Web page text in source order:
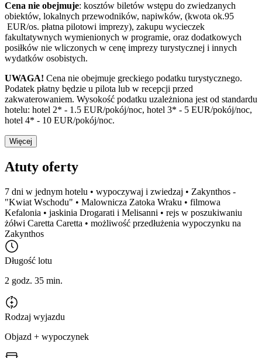
Cena nie obejmuje: kosztów biletów wstępu do zwiedzanych
obiektów, lokalnych przewodników, napiwków, (kwota ok.95
EUR/os. płatna pilotowi imprezy), zakupu wycieczek
fakultatywnych wymienionych w programie, oraz dodatkowych
posiłków nie wliczonych w cenę imprezy turystycznej i innych
wydatków osobistych.
UWAGA! Cena nie obejmuje greckiego podatku turystycznego.
Podatek płatny będzie u pilota lub w recepcji przed
zakwaterowaniem. Wysokość podatku uzależniona jest od standardu
hotelu: hotel 2* - 1.5 EUR/pokój/noc, hotel 3* - 5 EUR/pokój/noc,
hotel 4* - 10 EUR/pokój/noc.
Więcej
Atuty oferty
7 dni w jednym hotelu • wypoczywaj i zwiedzaj • Zakynthos -
"Kwiat Wschodu" • Malownicza Zatoka Wraku • filmowa
Kefalonia • jaskinia Drogarati i Melisanni • rejs w poszukiwaniu
żółwi Caretta Caretta • możliwość przedłużenia wypoczynku na
Zakynthos
Długość lotu
2 godz. 35 min.
Rodzaj wyjazdu
Objazd + wypoczynek